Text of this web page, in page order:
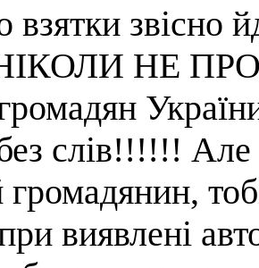
звісно
НЕ
слів!!!!!!
громадянин,
виявлені